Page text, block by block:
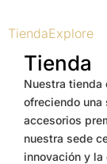
TiendaExplore
Tienda
Nuestra tienda
ofreciendo una
accesorios
nuestra sede
innovación y